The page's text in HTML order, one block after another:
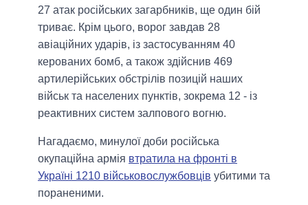
27 атак російських загарбників, ще один бій
триває. Крім цього, ворог завдав 28
авіаційних ударів, із застосуванням 40
керованих бомб, а також здійснив 469
артилерійських обстрілів позицій наших
військ та населених пунктів, зокрема 12 - із
реактивних систем залпового вогню.
Нагадаємо, минулої доби російська
окупаційна армія втратила на фронті в
Україні 1210 військовослужбовців убитими та
пораненими.